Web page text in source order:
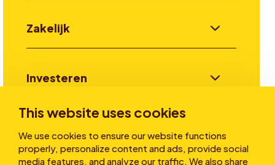
This website uses cookies
We use cookies to ensure our website functions
properly, personalize content and ads, provide social
media features, and analyze our traffic. We also share
Zakelijk
Investeren